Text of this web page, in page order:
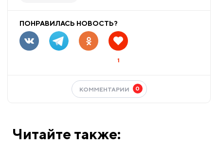
ПОНРАВИЛАСЬ НОВОСТЬ?
1
КОММЕНТАРИИ 0
Читайте также: